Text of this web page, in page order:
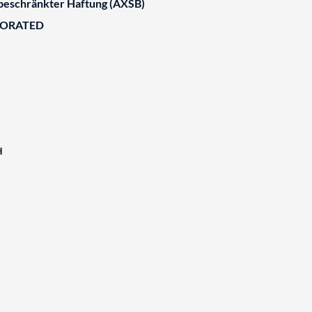
Haftung (AXSB)